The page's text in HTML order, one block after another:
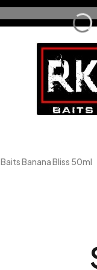
Banana Bliss 50ml